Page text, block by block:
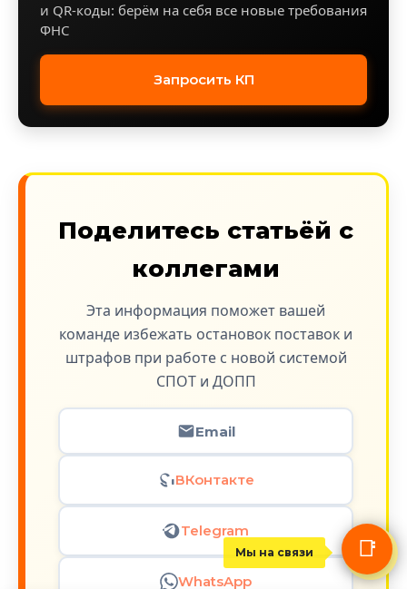
📑
и QR-коды: берём на себя все новые требования
ФНС
Запросить КП
Поделитесь статьёй с
коллегами
Эта информация поможет вашей
команде избежать остановок поставок и
штрафов при работе с новой системой
СПОТ и ДОПП
Email
ВКонтакте
Telegram
WhatsApp
Мы на связи